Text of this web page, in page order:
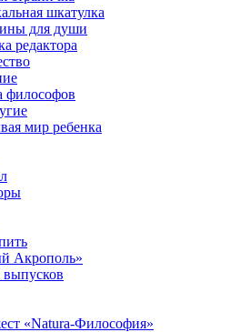
шкатулка
для души
редактора
философов
мир ребенка
Акрополь»
«Natura-Философия»